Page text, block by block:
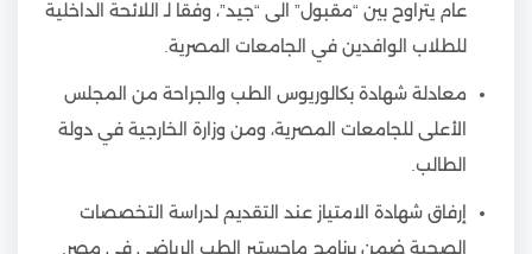
عام يتراوح بين “مقبول” الى “جيد”، وفقا لـ اللائحة الداخلية
للطلاب الوافدين في الجامعات المصرية.
معادلة شهادة بكالوريوس الطب والجراحة من المجلس
الأعلى للجامعات المصرية، ومن وزارة الخارجية في دولة
الطالب.
إرفاق شهادة الامتياز عند التقديم لدراسة التخصصات
الصحية ضمن برنامج ماجستير الطب الرياضي في مصر.